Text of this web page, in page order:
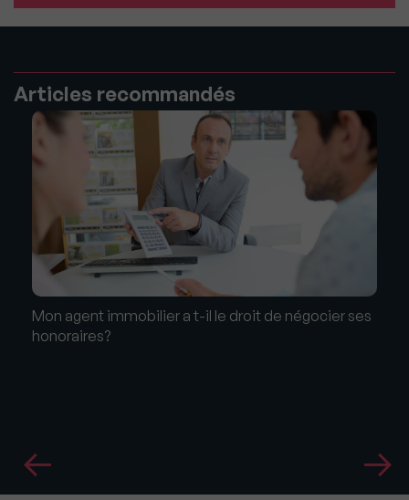
Articles recommandés
Mon agent immobilier a t-il le droit de négocier ses
honoraires?